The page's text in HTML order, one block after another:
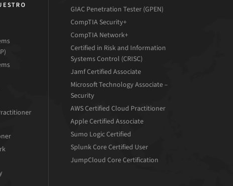
GIAC Penetration Tester (GPEN)
CompTIA Security+
CompTIA Network+
Certified in Risk and Information
Systems Control (CRISC)
Jamf Certified Associate
Microsoft Technology Associate –
Security
AWS Certified Cloud Practitioner
Apple Certified Associate
Sumo Logic Certified
Splunk Core Certified User
JumpCloud Core Certification